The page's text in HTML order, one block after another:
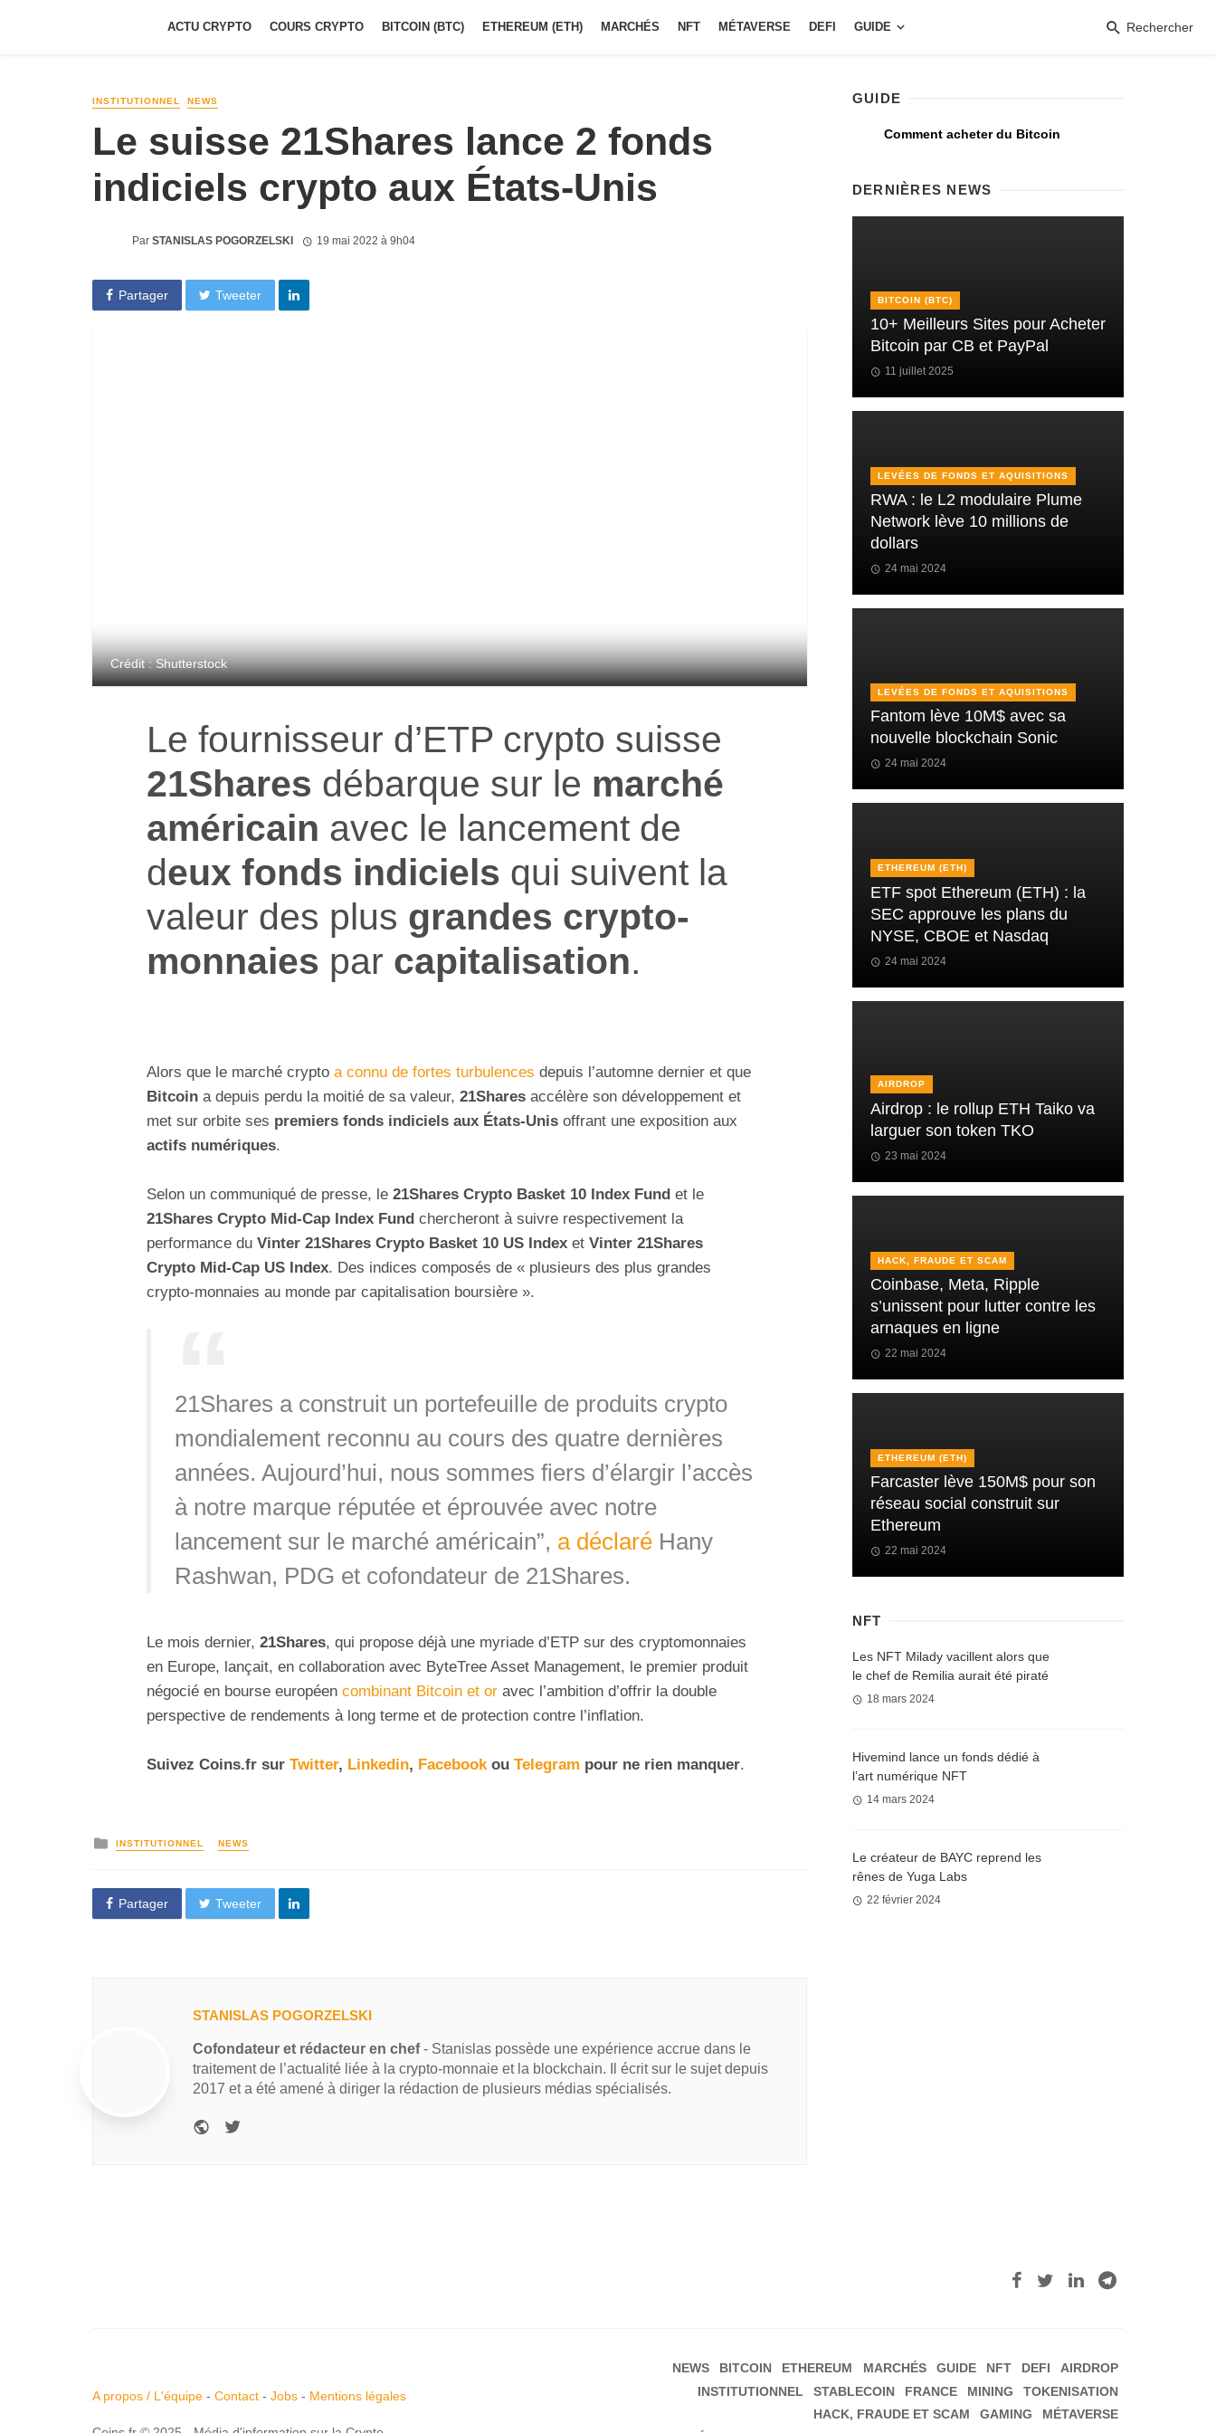
ACTU CRYPTO COURS CRYPTO BITCOIN (BTC) ETHEREUM (ETH) MARCHÉS NFT MÉTAVERSE DEFI GUIDE Rechercher
INSTITUTIONNEL NEWS
Le suisse 21Shares lance 2 fonds
indiciels crypto aux États-Unis
Par STANISLAS POGORZELSKI 19 mai 2022 à 9h04
Partager Tweeter
Crédit : Shutterstock
Le fournisseur d’ETP crypto suisse
21Shares débarque sur le marché
américain avec le lancement de
deux fonds indiciels qui suivent la
valeur des plus grandes crypto-
monnaies par capitalisation.
Alors que le marché crypto a connu de fortes turbulences depuis l’automne dernier et que
Bitcoin a depuis perdu la moitié de sa valeur, 21Shares accélère son développement et
met sur orbite ses premiers fonds indiciels aux États-Unis offrant une exposition aux
actifs numériques.
Selon un communiqué de presse, le 21Shares Crypto Basket 10 Index Fund et le
21Shares Crypto Mid-Cap Index Fund chercheront à suivre respectivement la
performance du Vinter 21Shares Crypto Basket 10 US Index et Vinter 21Shares
Crypto Mid-Cap US Index. Des indices composés de « plusieurs des plus grandes
crypto-monnaies au monde par capitalisation boursière ».
21Shares a construit un portefeuille de produits crypto
mondialement reconnu au cours des quatre dernières
années. Aujourd’hui, nous sommes fiers d’élargir l’accès
à notre marque réputée et éprouvée avec notre
lancement sur le marché américain”, a déclaréHany
Rashwan, PDG et cofondateur de 21Shares.
Le mois dernier, 21Shares, qui propose déjà une myriade d’ETP sur des cryptomonnaies
en Europe, lançait, en collaboration avec ByteTree Asset Management, le premier produit
négocié en bourse européen combinant Bitcoin et or avec l’ambition d’offrir la double
perspective de rendements à long terme et de protection contre l’inflation.
Suivez Coins.fr sur Twitter, Linkedin, Facebookou Telegram pour ne rien manquer.
INSTITUTIONNEL NEWS
Partager Tweeter
STANISLAS POGORZELSKI
Cofondateur et rédacteur en chef- Stanislas possède une expérience accrue dans le
traitement de l’actualité liée à la crypto-monnaie et la blockchain. Il écrit sur le sujet depuis
2017 et a été amené à diriger la rédaction de plusieurs médias spécialisés.
GUIDE
Comment acheter du Bitcoin
DERNIÈRES NEWS
BITCOIN (BTC)
10+ Meilleurs Sites pour Acheter
Bitcoin par CB et PayPal
11 juillet 2025
LEVÉES DE FONDS ET AQUISITIONS
RWA : le L2 modulaire Plume
Network lève 10 millions de
dollars
24 mai 2024
LEVÉES DE FONDS ET AQUISITIONS
Fantom lève 10M$ avec sa
nouvelle blockchain Sonic
24 mai 2024
ETHEREUM (ETH)
ETF spot Ethereum (ETH) : la
SEC approuve les plans du
NYSE, CBOE et Nasdaq
24 mai 2024
AIRDROP
Airdrop : le rollup ETH Taiko va
larguer son token TKO
23 mai 2024
HACK, FRAUDE ET SCAM
Coinbase, Meta, Ripple
s’unissent pour lutter contre les
arnaques en ligne
22 mai 2024
ETHEREUM (ETH)
Farcaster lève 150M$ pour son
réseau social construit sur
Ethereum
22 mai 2024
NFT
Les NFT Milady vacillent alors que
le chef de Remilia aurait été piraté
18 mars 2024
Hivemind lance un fonds dédié à
l’art numérique NFT
14 mars 2024
Le créateur de BAYC reprend les
rênes de Yuga Labs
22 février 2024
A propos / L'équipe - Contact - Jobs - Mentions légales
NEWS BITCOIN ETHEREUM MARCHÉS GUIDE NFT DEFI
AIRDROP
INSTITUTIONNEL
STABLECOIN FRANCE MINING
TOKENISATION
HACK, FRAUDE ET SCAM
GAMING
MÉTAVERSE